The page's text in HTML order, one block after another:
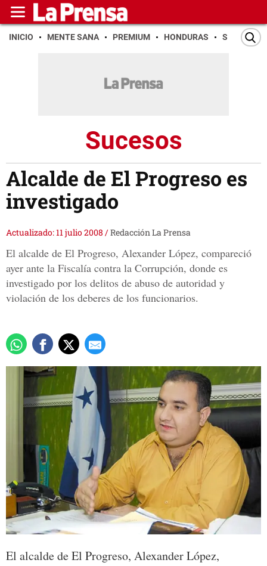
INICIO MENTE SANA PREMIUM HONDURAS SAN PEDRO
Sucesos
Alcalde de El Progreso es
investigado
Actualizado: 11 julio 2008 /Redacción La Prensa
El alcalde de El Progreso, Alexander López, compareció
ayer ante la Fiscalía contra la Corrupción, donde es
investigado por los delitos de abuso de autoridad y
violación de los deberes de los funcionarios.
El alcalde de El Progreso, Alexander López,